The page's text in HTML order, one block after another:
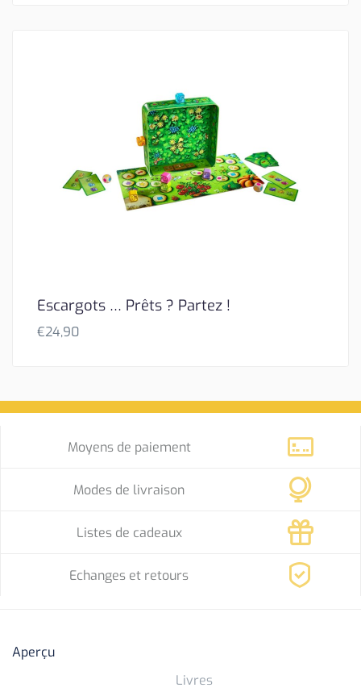
Escargots … Prêts ? Partez !
€24,90
Moyens de paiement
Modes de livraison
Listes de cadeaux
Echanges et retours
Aperçu
Livres